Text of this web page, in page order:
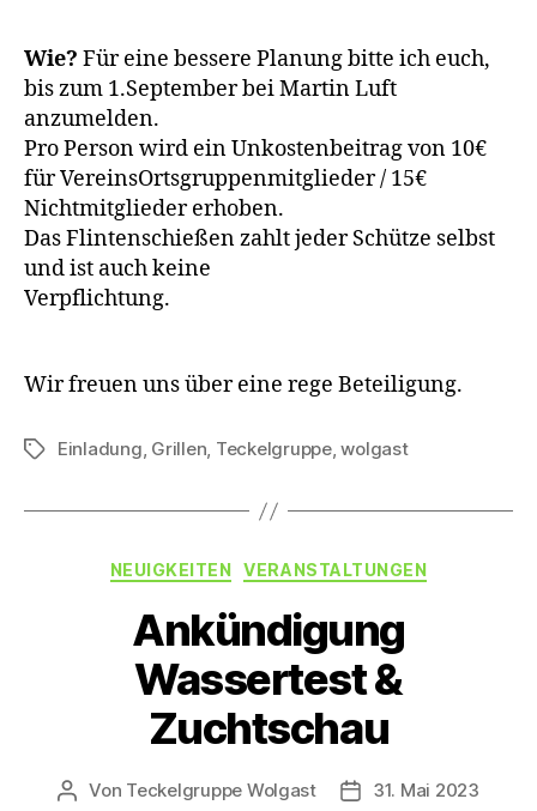
Wie? Für eine bessere Planung bitte ich euch,
bis zum 1.September bei Martin Luft
anzumelden.
Pro Person wird ein Unkostenbeitrag von 10€
für VereinsOrtsgruppenmitglieder / 15€
Nichtmitglieder erhoben.
Das Flintenschießen zahlt jeder Schütze selbst
und ist auch keine
Verpflichtung.
Wir freuen uns über eine rege Beteiligung.
Schlagwörter
Einladung, Grillen, Teckelgruppe,wolgast
Kategorien
NEUIGKEITEN VERANSTALTUNGEN
Ankündigung
Wassertest &
Zuchtschau
Beitragsautor
Von Teckelgruppe Wolgast 31. Mai 2023